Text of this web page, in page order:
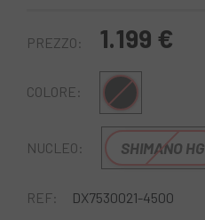
PREZZO: 1.199 €
COLORE: Nero
NUCLEO: SHIMANO HG
REF: DX7530021-4500